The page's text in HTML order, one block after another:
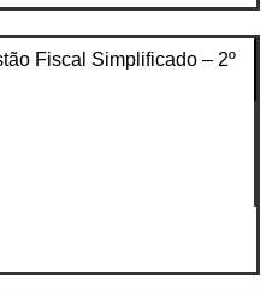
Fiscal Simplificado – 2º